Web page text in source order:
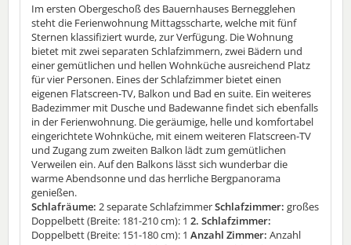
Im ersten Obergeschoß des Bauernhauses Bernegglehen
steht die Ferienwohnung Mittagsscharte, welche mit fünf
Sternen klassifiziert wurde, zur Verfügung. Die Wohnung
bietet mit zwei separaten Schlafzimmern, zwei Bädern und
einer gemütlichen und hellen Wohnküche ausreichend Platz
für vier Personen. Eines der Schlafzimmer bietet einen
eigenen Flatscreen-TV, Balkon und Bad en suite. Ein weiteres
Badezimmer mit Dusche und Badewanne findet sich ebenfalls
in der Ferienwohnung. Die geräumige, helle und komfortabel
eingerichtete Wohnküche, mit einem weiteren Flatscreen-TV
und Zugang zum zweiten Balkon lädt zum gemütlichen
Verweilen ein. Auf den Balkons lässt sich wunderbar die
warme Abendsonne und das herrliche Bergpanorama
genießen.
Schlafräume: 2 separate SchlafzimmerSchlafzimmer: großes
Doppelbett (Breite: 181-210 cm): 1 2. Schlafzimmer:
Doppelbett (Breite: 151-180 cm): 1 Anzahl Zimmer: Anzahl